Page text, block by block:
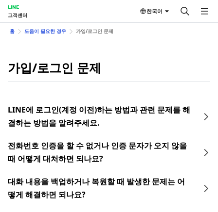
LINE
고객센터
한국어
홈 도움이 필요한 경우 가입/로그인 문제
가입/로그인 문제
LINE에 로그인(계정 이전)하는 방법과 관련 문제를 해
결하는 방법을 알려주세요.
전화번호 인증을 할 수 없거나 인증 문자가 오지 않을
때 어떻게 대처하면 되나요?
대화 내용을 백업하거나 복원할 때 발생한 문제는 어
떻게 해결하면 되나요?